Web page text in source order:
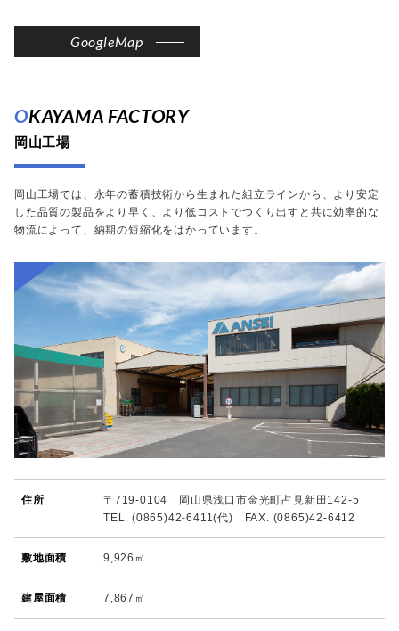
GoogleMap
OKAYAMA FACTORY
岡山工場
岡山工場では、永年の蓄積技術から生まれた組立ラインから、より安定
した品質の製品をより早く、より低コストでつくり出すと共に効率的な
物流によって、納期の短縮化をはかっています。
住所
〒719-0104 岡山県浅口市金光町占見新田142-5
TEL. (0865)42-6411(代) FAX. (0865)42-6412
敷地面積 9,926㎡
建屋面積 7,867㎡